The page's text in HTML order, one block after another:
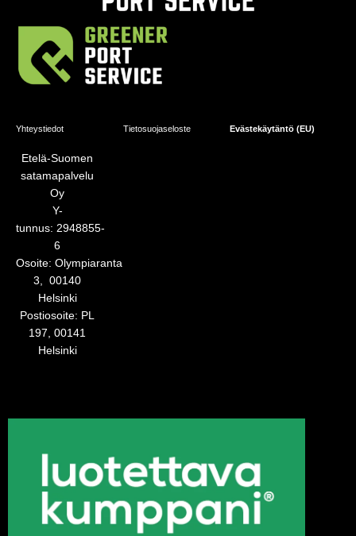
Yhteystiedot
Etelä-Suomen
satamapalvelu
Oy
Y-
tunnus: 2948855-
6
Osoite: Olympiaranta
3,00140
Helsinki
Postiosoite: PL
197, 00141
Helsinki
Tietosuojaseloste Evästekäytäntö (EU)